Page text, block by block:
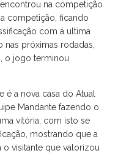
na competição
competição, ficando
com á ultima
próximas rodadas,
o jogo terminou
é a nova casa do Atual
Mandante fazendo o
vitória, com isto se
mostrando que a
visitante que valorizou